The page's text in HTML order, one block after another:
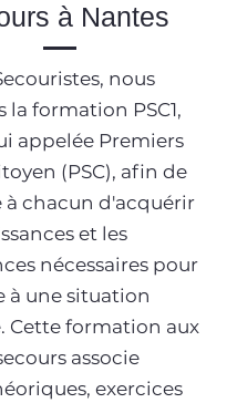
à Nantes
nous
la formation PSC1,
appelée Premiers
(PSC), afin de
chacun d'acquérir
et les
nécessaires pour
à une situation
Cette formation aux
associe
exercices